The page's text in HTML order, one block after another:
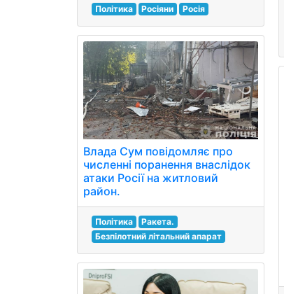
Політика Росіяни Росія
Влада Сум повідомляє про
численні поранення внаслідок
атаки Росії на житловий
район.
Політика
Ракета.
Безпілотний літальний апарат